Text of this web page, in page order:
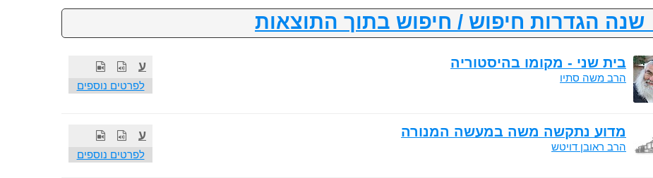
שנה הגדרות חיפוש / חיפוש בתוך התוצאות
ע
לפרטים נוספים
בית שני - מקומו בהיסטוריה
הרב משה סתיו
ע
לפרטים נוספים
מדוע נתקשה משה במעשה המנורה
הרב ראובן דויטש